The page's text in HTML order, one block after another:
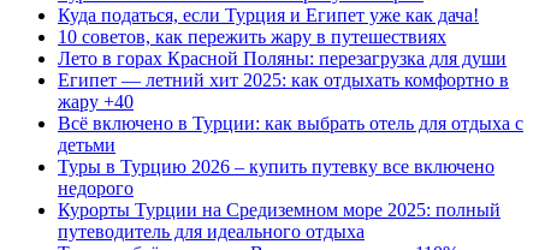
Куда податься, если Турция и Египет уже как дача!
10 советов, как пережить жару в путешествиях
Лето в горах Красной Поляны: перезагрузка для души
Египет — летний хит 2025: как отдыхать комфортно в
жару +40
Всё включено в Турции: как выбрать отель для отдыха с
детьми
Туры в Турцию 2026 – купить путевку все включено
недорого
Курорты Турции на Средиземном море 2025: полный
путеводитель для идеального отдыха